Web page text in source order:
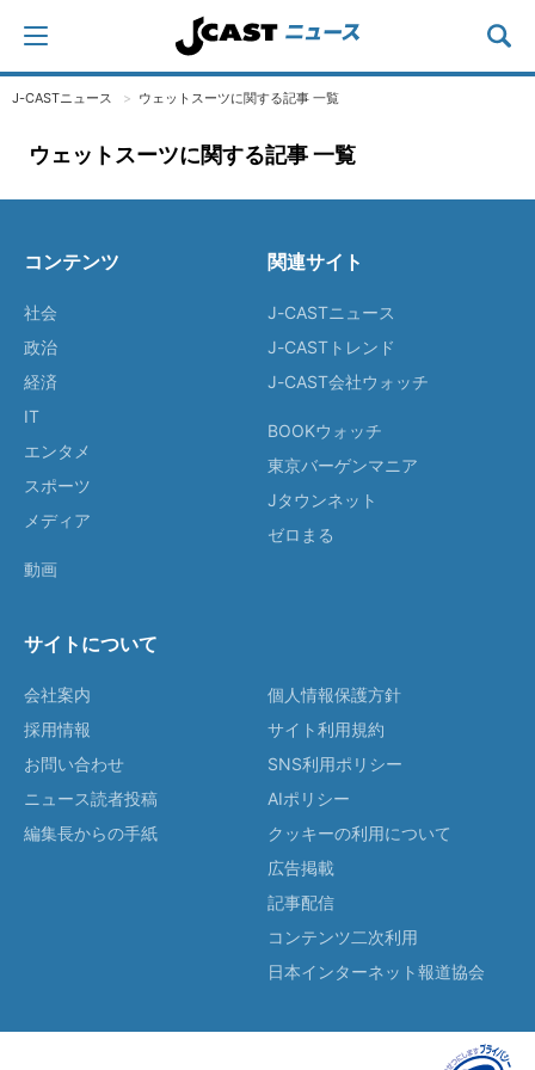
J-CASTニュース ウェットスーツに関する記事 一覧
ウェットスーツに関する記事 一覧
コンテンツ
社会
政治
経済
IT
エンタメ
スポーツ
メディア
動画
関連サイト
J-CASTニュース
J-CASTトレンド
J-CAST会社ウォッチ
BOOKウォッチ
東京バーゲンマニア
Jタウンネット
ゼロまる
サイトについて
会社案内
採用情報
お問い合わせ
ニュース読者投稿
編集長からの手紙
個人情報保護方針
サイト利用規約
SNS利用ポリシー
AIポリシー
クッキーの利用について
広告掲載
記事配信
コンテンツ二次利用
日本インターネット報道協会